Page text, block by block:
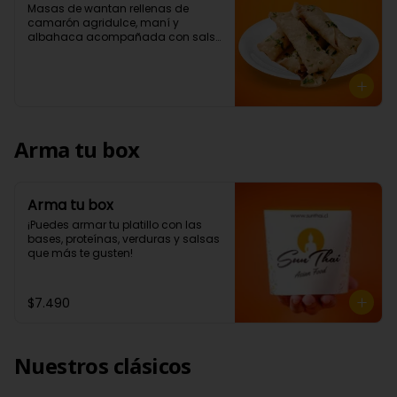
Masas de wantan rellenas de
camarón agridulce, maní y
albahaca acompañada con salsa
Arma tu box
Arma tu box
¡Puedes armar tu platillo con las
bases, proteínas, verduras y salsas
que más te gusten!
$7.490
Nuestros clásicos